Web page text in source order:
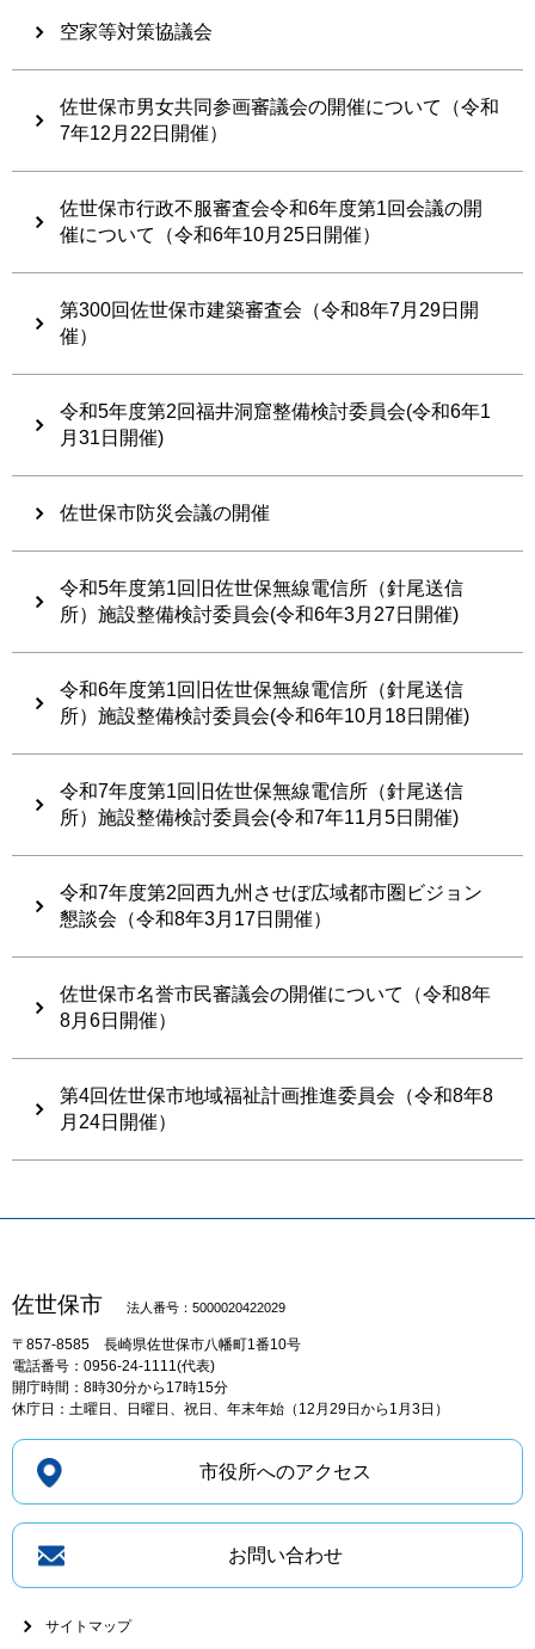
空家等対策協議会
佐世保市男女共同参画審議会の開催について（令和
7年12月22日開催）
佐世保市行政不服審査会令和6年度第1回会議の開
催について（令和6年10月25日開催）
第300回佐世保市建築審査会（令和8年7月29日開
催）
令和5年度第2回福井洞窟整備検討委員会(令和6年1
月31日開催)
佐世保市防災会議の開催
令和5年度第1回旧佐世保無線電信所（針尾送信
所）施設整備検討委員会(令和6年3月27日開催)
令和6年度第1回旧佐世保無線電信所（針尾送信
所）施設整備検討委員会(令和6年10月18日開催)
令和7年度第1回旧佐世保無線電信所（針尾送信
所）施設整備検討委員会(令和7年11月5日開催)
令和7年度第2回西九州させぼ広域都市圏ビジョン
懇談会（令和8年3月17日開催）
佐世保市名誉市民審議会の開催について（令和8年
8月6日開催）
第4回佐世保市地域福祉計画推進委員会（令和8年8
月24日開催）
佐世保市 法人番号：5000020422029
〒857-8585 長崎県佐世保市八幡町1番10号
電話番号：0956-24-1111(代表)
開庁時間：8時30分から17時15分
休庁日：土曜日、日曜日、祝日、年末年始（12月29日から1月3日）
市役所へのアクセス
お問い合わせ
サイトマップ